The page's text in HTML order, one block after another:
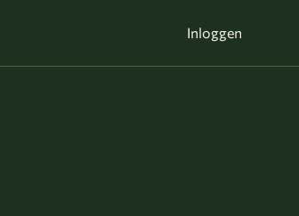
Inloggen